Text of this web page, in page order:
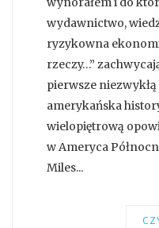
wydawnictwo,
ryzykowna
rzeczy…”
pierwsze
amerykańska
wielopiętrową
w Ameryca
Miles...